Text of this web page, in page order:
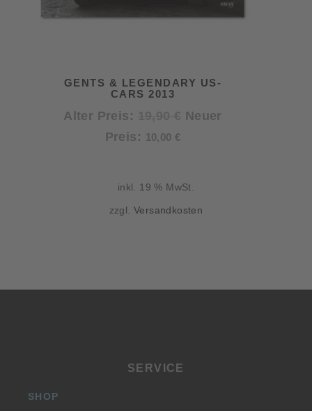
GENTS & LEGENDARY US-
CARS 2013
Alter Preis:
Ursprünglicher
Neuer
Preis: 10,00 €Aktueller
inkl. 19 % MwSt.
zzgl.Versandkosten
SERVICE
SHOP